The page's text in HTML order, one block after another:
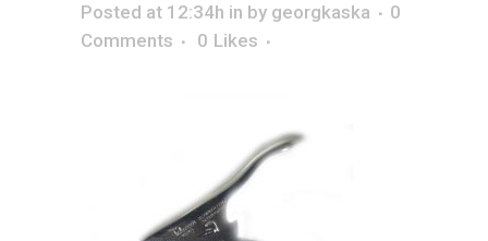
Posted at 12:34h in by georgkaska
0
Comments
0 Likes